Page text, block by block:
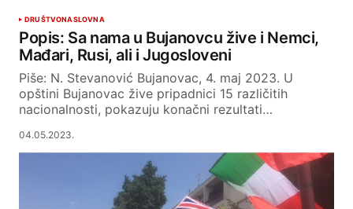
DRUŠTVONASLOVNA
Popis: Sa nama u Bujanovcu žive i Nemci,
Mađari, Rusi, ali i Jugosloveni
Piše: N. Stevanović Bujanovac, 4. maj 2023. U
opštini Bujanovac žive pripadnici 15 različitih
nacionalnosti, pokazuju konačni rezultati…
04.05.2023.